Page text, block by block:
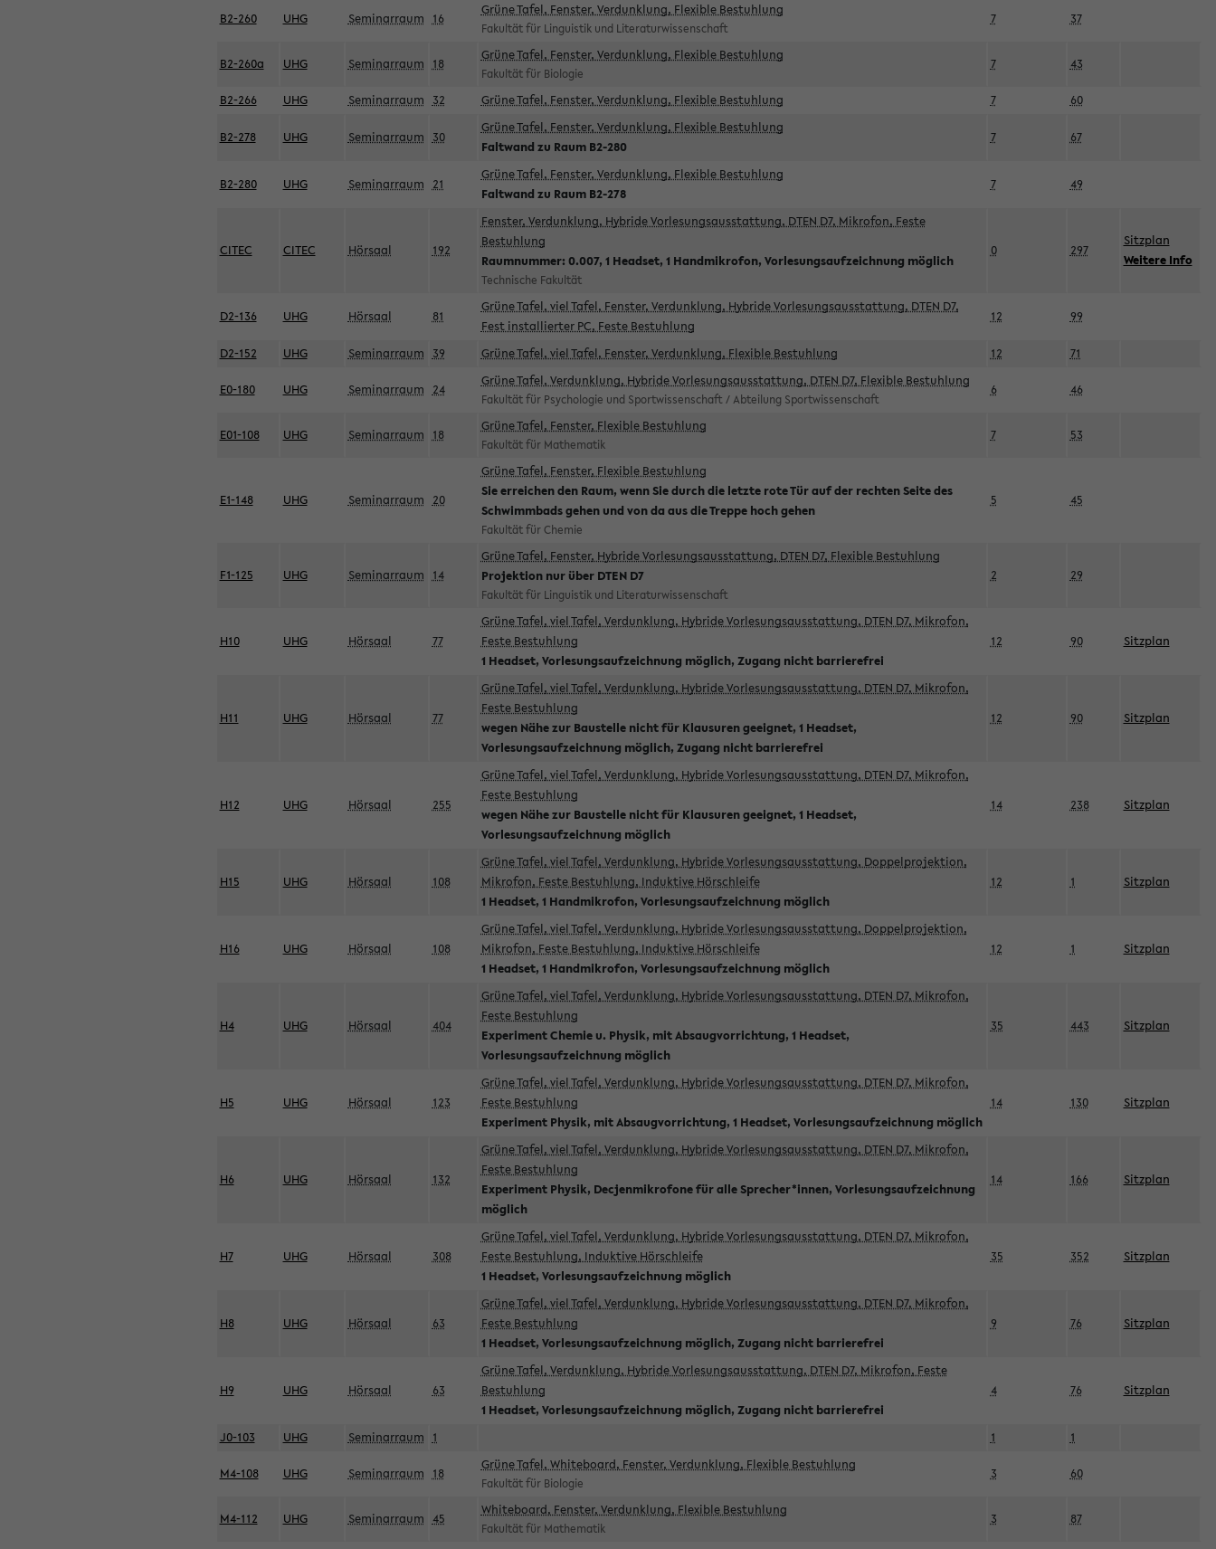
B2-260 UHG Seminarraum 16
Grüne Tafel, Fenster, Verdunklung, Flexible Bestuhlung
Fakultät für Linguistik und Literaturwissenschaft
7 37
B2-260a UHG Seminarraum 18
Grüne Tafel, Fenster, Verdunklung, Flexible Bestuhlung
Fakultät für Biologie
7 43
B2-266 UHG Seminarraum 32 Grüne Tafel, Fenster, Verdunklung, Flexible Bestuhlung 7 60
B2-278 UHG Seminarraum 30
Grüne Tafel, Fenster, Verdunklung, Flexible Bestuhlung
Faltwand zu Raum B2-280
7 67
B2-280 UHG Seminarraum 21
Grüne Tafel, Fenster, Verdunklung, Flexible Bestuhlung
Faltwand zu Raum B2-278
7 49
CITEC CITEC Hörsaal 192
Fenster, Verdunklung, Hybride Vorlesungsausstattung, DTEN D7, Mikrofon, Feste
Bestuhlung
Raumnummer: 0.007, 1 Headset, 1 Handmikrofon, Vorlesungsaufzeichnung möglich
Technische Fakultät
0 297
Sitzplan
Weitere Info
D2-136 UHG Hörsaal 81
Grüne Tafel, viel Tafel, Fenster, Verdunklung, Hybride Vorlesungsausstattung, DTEN D7,
Fest installierter PC, Feste Bestuhlung
12 99
D2-152 UHG Seminarraum 39 Grüne Tafel, viel Tafel, Fenster, Verdunklung, Flexible Bestuhlung 12 71
E0-180 UHG Seminarraum 24
Grüne Tafel, Verdunklung, Hybride Vorlesungsausstattung, DTEN D7, Flexible Bestuhlung
Fakultät für Psychologie und Sportwissenschaft / Abteilung Sportwissenschaft
6 46
E01-108 UHG Seminarraum 18
Grüne Tafel, Fenster, Flexible Bestuhlung
Fakultät für Mathematik
7 53
E1-148 UHG Seminarraum 20
Grüne Tafel, Fenster, Flexible Bestuhlung
Sie erreichen den Raum, wenn Sie durch die letzte rote Tür auf der rechten Seite des
Schwimmbads gehen und von da aus die Treppe hoch gehen
Fakultät für Chemie
5 45
F1-125 UHG Seminarraum 14
Grüne Tafel, Fenster, Hybride Vorlesungsausstattung, DTEN D7, Flexible Bestuhlung
Projektion nur über DTEN D7
Fakultät für Linguistik und Literaturwissenschaft
2 29
H10 UHG Hörsaal 77
Grüne Tafel, viel Tafel, Verdunklung, Hybride Vorlesungsausstattung, DTEN D7, Mikrofon,
Feste Bestuhlung
1 Headset, Vorlesungsaufzeichnung möglich, Zugang nicht barrierefrei
12 90 Sitzplan
H11 UHG Hörsaal 77
Grüne Tafel, viel Tafel, Verdunklung, Hybride Vorlesungsausstattung, DTEN D7, Mikrofon,
Feste Bestuhlung
wegen Nähe zur Baustelle nicht für Klausuren geeignet, 1 Headset,
Vorlesungsaufzeichnung möglich, Zugang nicht barrierefrei
12 90 Sitzplan
H12 UHG Hörsaal 255
Grüne Tafel, viel Tafel, Verdunklung, Hybride Vorlesungsausstattung, DTEN D7, Mikrofon,
Feste Bestuhlung
wegen Nähe zur Baustelle nicht für Klausuren geeignet, 1 Headset,
Vorlesungsaufzeichnung möglich
14 238 Sitzplan
H15 UHG Hörsaal 108
Grüne Tafel, viel Tafel, Verdunklung, Hybride Vorlesungsausstattung, Doppelprojektion,
Mikrofon, Feste Bestuhlung, Induktive Hörschleife
1 Headset, 1 Handmikrofon, Vorlesungsaufzeichnung möglich
12 1 Sitzplan
H16 UHG Hörsaal 108
Grüne Tafel, viel Tafel, Verdunklung, Hybride Vorlesungsausstattung, Doppelprojektion,
Mikrofon, Feste Bestuhlung, Induktive Hörschleife
1 Headset, 1 Handmikrofon, Vorlesungsaufzeichnung möglich
12 1 Sitzplan
H4 UHG Hörsaal 404
Grüne Tafel, viel Tafel, Verdunklung, Hybride Vorlesungsausstattung, DTEN D7, Mikrofon,
Feste Bestuhlung
Experiment Chemie u. Physik, mit Absaugvorrichtung, 1 Headset,
Vorlesungsaufzeichnung möglich
35 443 Sitzplan
H5 UHG Hörsaal 123
Grüne Tafel, viel Tafel, Verdunklung, Hybride Vorlesungsausstattung, DTEN D7, Mikrofon,
Feste Bestuhlung
Experiment Physik, mit Absaugvorrichtung, 1 Headset, Vorlesungsaufzeichnung möglich
14 130 Sitzplan
H6 UHG Hörsaal 132
Grüne Tafel, viel Tafel, Verdunklung, Hybride Vorlesungsausstattung, DTEN D7, Mikrofon,
Feste Bestuhlung
Experiment Physik, Decjenmikrofone für alle Sprecher*innen, Vorlesungsaufzeichnung
möglich
14 166 Sitzplan
H7 UHG Hörsaal 308
Grüne Tafel, viel Tafel, Verdunklung, Hybride Vorlesungsausstattung, DTEN D7, Mikrofon,
Feste Bestuhlung, Induktive Hörschleife
1 Headset, Vorlesungsaufzeichnung möglich
35 352 Sitzplan
H8 UHG Hörsaal 63
Grüne Tafel, viel Tafel, Verdunklung, Hybride Vorlesungsausstattung, DTEN D7, Mikrofon,
Feste Bestuhlung
1 Headset, Vorlesungsaufzeichnung möglich, Zugang nicht barrierefrei
9 76 Sitzplan
H9 UHG Hörsaal 63
Grüne Tafel, Verdunklung, Hybride Vorlesungsausstattung, DTEN D7, Mikrofon, Feste
Bestuhlung
1 Headset, Vorlesungsaufzeichnung möglich, Zugang nicht barrierefrei
4 76 Sitzplan
J0-103 UHG Seminarraum 1 1 1
M4-108 UHG Seminarraum 18
Grüne Tafel, Whiteboard, Fenster, Verdunklung, Flexible Bestuhlung
Fakultät für Biologie
3 60
M4-112 UHG Seminarraum 45
Whiteboard, Fenster, Verdunklung, Flexible Bestuhlung
Fakultät für Mathematik
3 87